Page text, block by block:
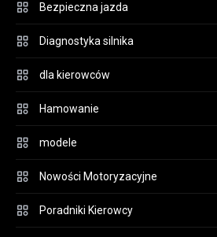
Bezpieczna jazda
Diagnostyka silnika
dla kierowców
Hamowanie
modele
Nowości Motoryzacyjne
Poradniki Kierowcy